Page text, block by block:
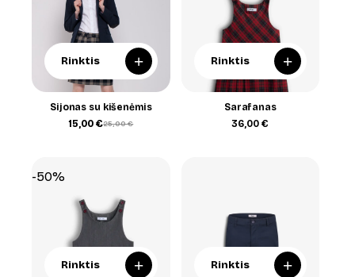
Rinktis +
Sijonas su kišenėmis
25,00€
Original
15,00€Current
Rinktis +
Sarafanas
36,00€
-50%
Rinktis + Rinktis +